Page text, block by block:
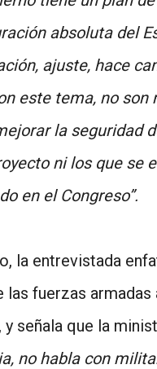
absoluta del
ajuste, hace
este tema, no son
la seguridad
ni los que se
en el Congreso”.
la entrevistada
las fuerzas armadas
señala que la
no habla con